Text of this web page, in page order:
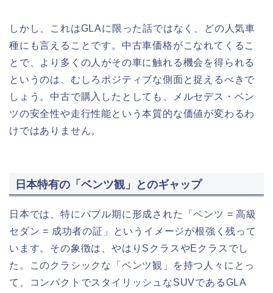
しかし、これはGLAに限った話ではなく、どの人気車
種にも言えることです。中古車価格がこなれてくるこ
とで、より多くの人がその車に触れる機会を得られる
というのは、むしろポジティブな側面と捉えるべきで
しょう。中古で購入したとしても、メルセデス・ベン
ツの安全性や走行性能という本質的な価値が変わるわ
けではありません。
日本特有の「ベンツ観」とのギャップ
日本では、特にバブル期に形成された「ベンツ = 高級
セダン = 成功者の証」というイメージが根強く残って
います。その象徴は、やはりSクラスやEクラスでし
た。このクラシックな「ベンツ観」を持つ人々にとっ
て、コンパクトでスタイリッシュなSUVであるGLA